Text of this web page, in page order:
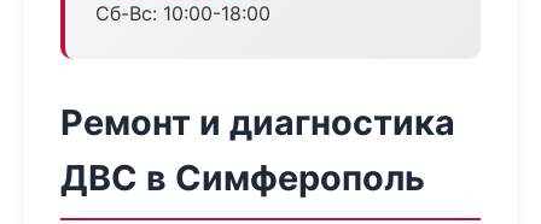
Сб-Вс: 10:00-18:00
Ремонт и диагностика
ДВС в Симферополь